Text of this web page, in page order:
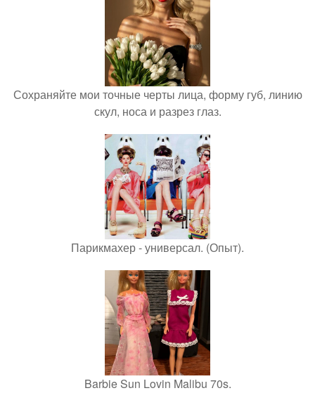
Сохраняйте мои точные черты лица, форму губ, линию
скул, носа и разрез глаз.
Парикмахер - универсал. (Опыт).
Barbie Sun Lovin Malibu 70s.